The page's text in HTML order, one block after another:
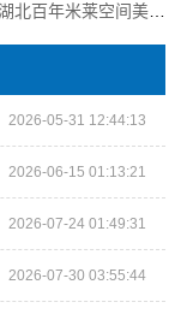
间美学装饰材料有限公司
2026-05-31 12:44:13
2026-06-15 01:13:21
2026-07-24 01:49:31
2026-07-30 03:55:44